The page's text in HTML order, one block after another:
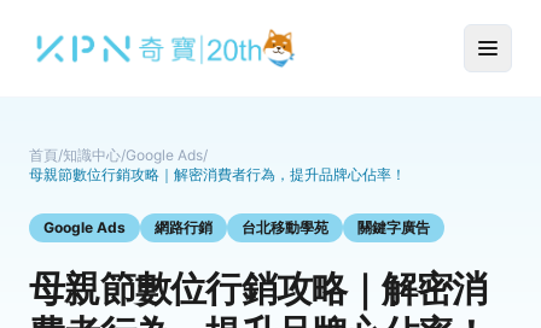
首頁/知識中心/Google Ads/
母親節數位行銷攻略｜解密消費者行為，提升品牌心佔率！
Google Ads 網路行銷 台北移動學苑 關鍵字廣告
母親節數位行銷攻略｜解密消